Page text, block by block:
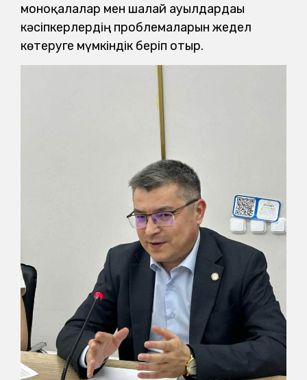
моноқалалар мен шалғай ауылдардағы
кәсіпкерлердің проблемаларын жедел
көтеруге мүмкіндік беріп отыр.